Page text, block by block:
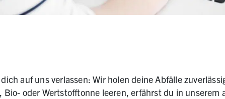
auf uns verlassen: Wir holen deine Abfälle
Bio- oder Wertstofftonne leeren, erfährst du in unserem